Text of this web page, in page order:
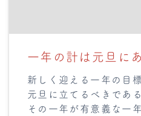
一年の計は元旦に
新しく迎える一年の目
元旦に立てるべきであ
その一年が有意義な一